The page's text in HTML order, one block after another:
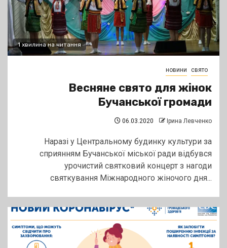
1 хвилина на читання
новини свято
Весняне свято для жінок
Бучанської громади
06.03.2020 Ірина Левченко
Наразі у Центральному будинку культури за
сприянням Бучанської міської ради відбувся
урочистий святковий концерт з нагоди
святкування Міжнародного жіночого дня...